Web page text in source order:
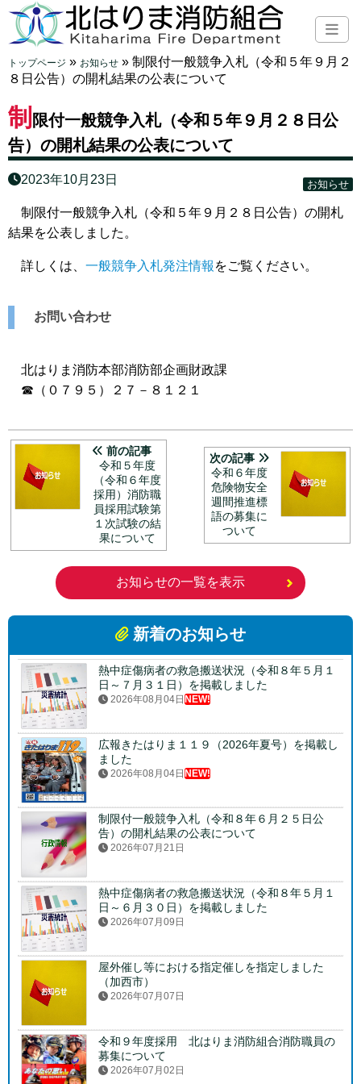
トップページ » お知らせ » 制限付一般競争入札（令和５年９月２
８日公告）の開札結果の公表について
制 限付一般競争入札（令和５年９月２８日公
告）の開札結果の公表について
お知らせ
2023年10月23日
制限付一般競争入札（令和５年９月２８日公告）の開札
結果を公表しました。
詳しくは、 一般競争入札発注情報 をご覧ください。
お問い合わせ
北はりま消防本部消防部企画財政課
☎（０７９５）２７－８１２１
前の記事
令和５年度
（令和６年度
採用）消防職
員採用試験第
１次試験の結
果について
次の記事
令和６年度
危険物安全
週間推進標
語の募集に
ついて
お知らせの一覧を表示
新着のお知らせ
熱中症傷病者の救急搬送状況（令和８年５月１
日～７月３１日）を掲載しました
2026年08月04日NEW!
広報きたはりま１１９（2026年夏号）を掲載し
ました
2026年08月04日NEW!
制限付一般競争入札（令和８年６月２５日公
告）の開札結果の公表について
2026年07月21日
熱中症傷病者の救急搬送状況（令和８年５月１
日～６月３０日）を掲載しました
2026年07月09日
屋外催し等における指定催しを指定しました
（加西市）
2026年07月07日
令和９年度採用 北はりま消防組合消防職員の
募集について
2026年07月02日